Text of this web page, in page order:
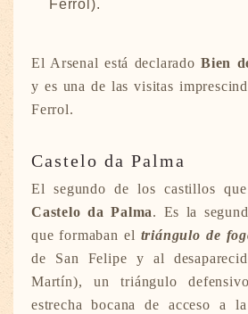
Ferrol).
El Arsenal está declaradoBien
y es una de las visitas
Ferrol.
Castelo da Palma
El segundo de los castillos
Castelo da Palma. Es la
que formaban el triángulo de
de San Felipe y al
Martín), un triángulo
estrecha bocana de acceso a